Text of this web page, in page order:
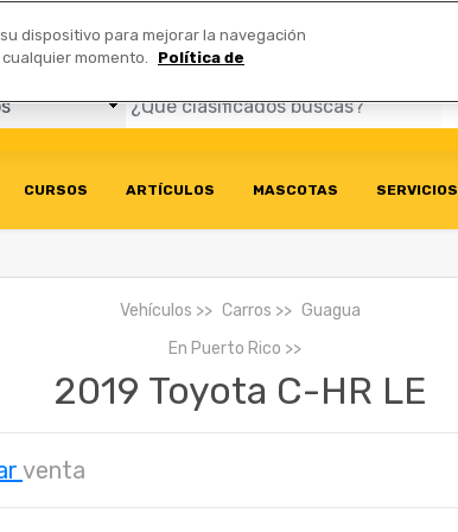
CURSOS ARTÍCULOS MASCOTAS SERVICIOS
Vehículos Carros
Guagua
En Puerto Rico
2019 Toyota C-HR LE
venta
dispositivo para mejorar la navegación
momento.
Política de